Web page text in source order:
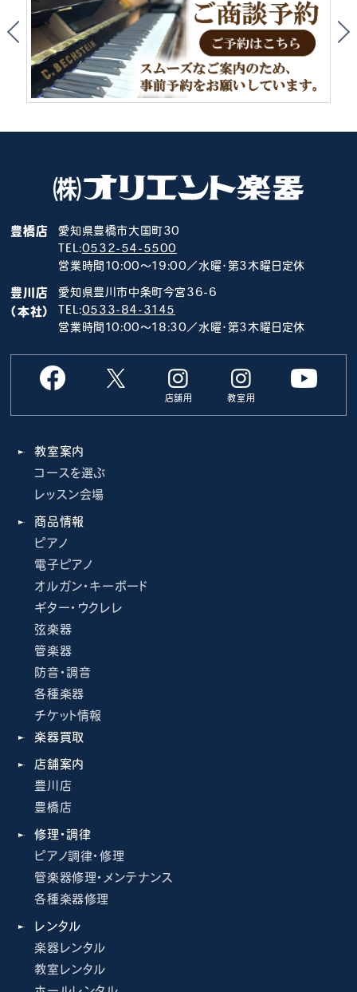
豊橋店
愛知県豊橋市大国町30
TEL:0532-54-5500
営業時間10:00～19:00／水曜･第3木曜日定休
豊川店
（本社）
愛知県豊川市中条町今宮36-6
TEL:0533-84-3145
営業時間10:00～18:30／水曜･第3木曜日定休
店舗用 教室用
教室案内
コースを選ぶ
レッスン会場
商品情報
ピアノ
電子ピアノ
オルガン・キーボード
ギター・ウクレレ
弦楽器
管楽器
防音・調音
各種楽器
チケット情報
楽器買取
店舗案内
豊川店
豊橋店
修理・調律
ピアノ調律・修理
管楽器修理・メンテナンス
各種楽器修理
レンタル
楽器レンタル
教室レンタル